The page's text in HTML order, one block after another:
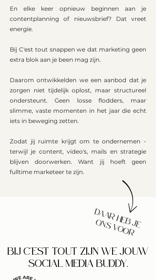
En elke keer opnieuw beginnen aan je
contentplanning of nieuwsbrief? Dat vreet
energie.
Bij C'est tout snappen we dat marketing geen
extra blok aan je been mag zijn.
Daarom ontwikkelden we een aanbod dat je
zorgen niet tijdelijk oplost, maar structureel
ondersteunt. Geen losse flodders, maar
slimme, vaste momenten in het jaar die echt
iets in beweging zetten.
Zodat jij ruimte krijgt om te ondernemen -
terwijl je content, video's, mails en strategie
blijven doorwerken. Want jij hoeft geen
fulltime marketeer te zijn.
DAAR HEB JE
ONS VOOR
BIJ C'EST TOUT ZIJN WE JOUW
SOCIAL MEDIA BUDDY.